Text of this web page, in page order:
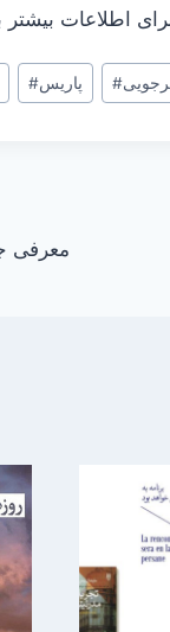
اطلاعات بیشتر
#پاریس #
معرفی